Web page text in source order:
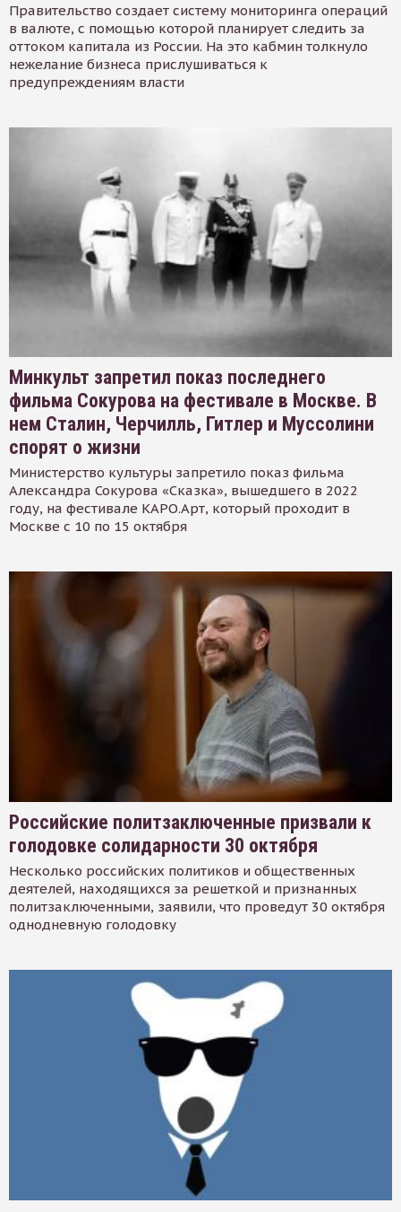
Правительство создает систему мониторинга операций
в валюте, с помощью которой планирует следить за
оттоком капитала из России. На это кабмин толкнуло
нежелание бизнеса прислушиваться к
предупреждениям власти
Минкульт запретил показ последнего
фильма Сокурова на фестивале в Москве. В
нем Сталин, Черчилль, Гитлер и Муссолини
спорят о жизни
Министерство культуры запретило показ фильма
Александра Сокурова «Сказка», вышедшего в 2022
году, на фестивале КАРО.Арт, который проходит в
Москве с 10 по 15 октября
Российские политзаключенные призвали к
голодовке солидарности 30 октября
Несколько российских политиков и общественных
деятелей, находящихся за решеткой и признанных
политзаключенными, заявили, что проведут 30 октября
однодневную голодовку